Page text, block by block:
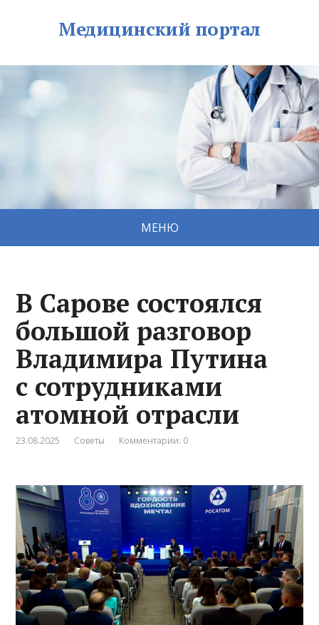
Медицинский портал
МЕНЮ
В Сарове состоялся
большой разговор
Владимира Путина
с сотрудниками
атомной отрасли
23.08.2025 Советы Комментарии: 0